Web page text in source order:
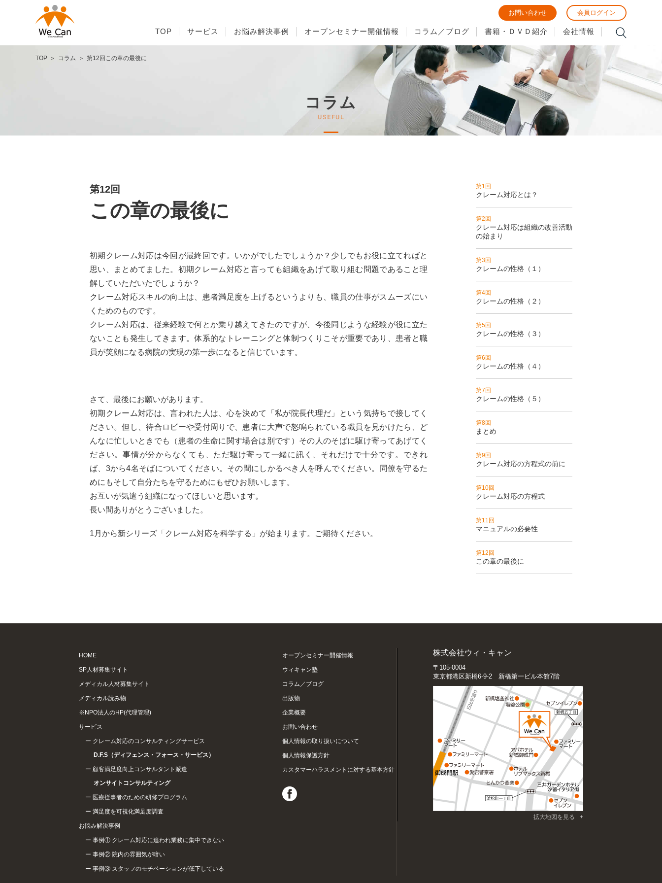
会員ログイン
お問い合わせ
TOP サービス お悩み解決事例 オープンセミナー開催情報 コラム／ブログ 書籍・ＤＶＤ紹介 会社情報
TOP コラム 第12回この章の最後に
コラム
第12回
この章の最後に
初期クレーム対応は今回が最終回です。いかがでしたでしょうか？少しでもお役に立てればと
思い、まとめてました。初期クレーム対応と言っても組織をあげて取り組む問題であること理
解していただいたでしょうか？
クレーム対応スキルの向上は、患者満足度を上げるというよりも、職員の仕事がスムーズにい
くためのものです。
クレーム対応は、従来経験で何とか乗り越えてきたのですが、今後同じような経験が役に立た
ないことも発生してきます。体系的なトレーニングと体制つくりこそが重要であり、患者と職
員が笑顔になる病院の実現の第一歩になると信じています。
さて、最後にお願いがあります。
初期クレーム対応は、言われた人は、心を決めて「私が院長代理だ」という気持ちで接してく
ださい。但し、待合ロビーや受付周りで、患者に大声で怒鳴られている職員を見かけたら、ど
んなに忙しいときでも（患者の生命に関す場合は別です）その人のそばに駆け寄ってあげてく
ださい。事情が分からなくても、ただ駆け寄って一緒に訊く、それだけで十分です。できれ
ば、3から4名そばについてください。その間にしかるべき人を呼んでください。同僚を守るた
めにもそして自分たちを守るためにもぜひお願いします。
お互いが気遣う組織になってほしいと思います。
長い間ありがとうございました。
1月から新シリーズ「クレーム対応を科学する」が始まります。ご期待ください。
第1回
クレーム対応とは？
第2回
クレーム対応は組織の改善活動
の始まり
第3回
クレームの性格（１）
第4回
クレームの性格（２）
第5回
クレームの性格（３）
第6回
クレームの性格（４）
第7回
クレームの性格（５）
第8回
まとめ
第9回
クレーム対応の方程式の前に
第10回
クレーム対応の方程式
第11回
マニュアルの必要性
第12回
この章の最後に
HOME
SP人材募集サイト
メディカル人材募集サイト
メディカル読み物
※NPO法人のHP(代理管理)
サービス
クレーム対応のコンサルティングサービス
D.F.S（ディフェンス・フォース・サービス）
顧客満足度向上コンサルタント派遣
オンサイトコンサルティング
医療従事者のための研修プログラム
満足度を可視化満足度調査
お悩み解決事例
事例① クレーム対応に追われ業務に集中できない
事例② 院内の雰囲気が暗い
事例③ スタッフのモチベーションが低下している
オープンセミナー開催情報
ウィキャン塾
コラム／ブログ
出版物
企業概要
お問い合わせ
個人情報の取り扱いについて
個人情報保護方針
カスタマーハラスメントに対する基本方針
株式会社ウィ・キャン
〒105-0004
東京都港区新橋6-9-2 新橋第一ビル本館7階
拡大地図を見る